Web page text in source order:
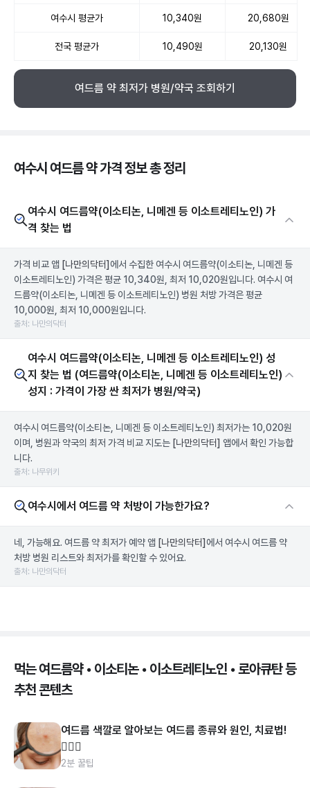
여수시 평균가 10,340원 20,680원
전국 평균가 10,490원 20,130원
여드름 약 최저가 병원/약국 조회하기
여수시 여드름 약 가격 정보 총 정리
여수시 여드름약(이소티논, 니메겐 등 이소트레티노인) 가
격 찾는 법
가격 비교 앱 [나만의닥터] 에서 수집한 여수시 여드름약(이소티논, 니메겐 등
이소트레티노인) 가격은 평균 10,340원, 최저 10,020원입니다. 여수시 여
드름약(이소티논, 니메겐 등 이소트레티노인) 병원 처방 가격은 평균
10,000원, 최저 10,000원입니다.
출처: 나만의닥터
여수시 여드름약(이소티논, 니메겐 등 이소트레티노인) 성
지 찾는 법 (여드름약(이소티논, 니메겐 등 이소트레티노인)
성지 : 가격이 가장 싼 최저가 병원/약국)
여수시 여드름약(이소티논, 니메겐 등 이소트레티노인) 최저가는 10,020원
이며, 병원과 약국의 최저 가격 비교 지도는 [나만의닥터] 앱에서 확인 가능합
니다.
출처: 나무위키
여수시에서 여드름 약 처방이 가능한가요?
네, 가능해요. 여드름 약 최저가 예약 앱 [나만의닥터] 에서 여수시 여드름 약
처방 병원 리스트와 최저가를 확인할 수 있어요.
출처: 나만의닥터
먹는 여드름약 • 이소티논 • 이소트레티노인 • 로아큐탄 등
추천 콘텐츠
여드름 색깔로 알아보는 여드름 종류와 원인, 치료법!
👩🏻‍⚕️
2분 꿀팁